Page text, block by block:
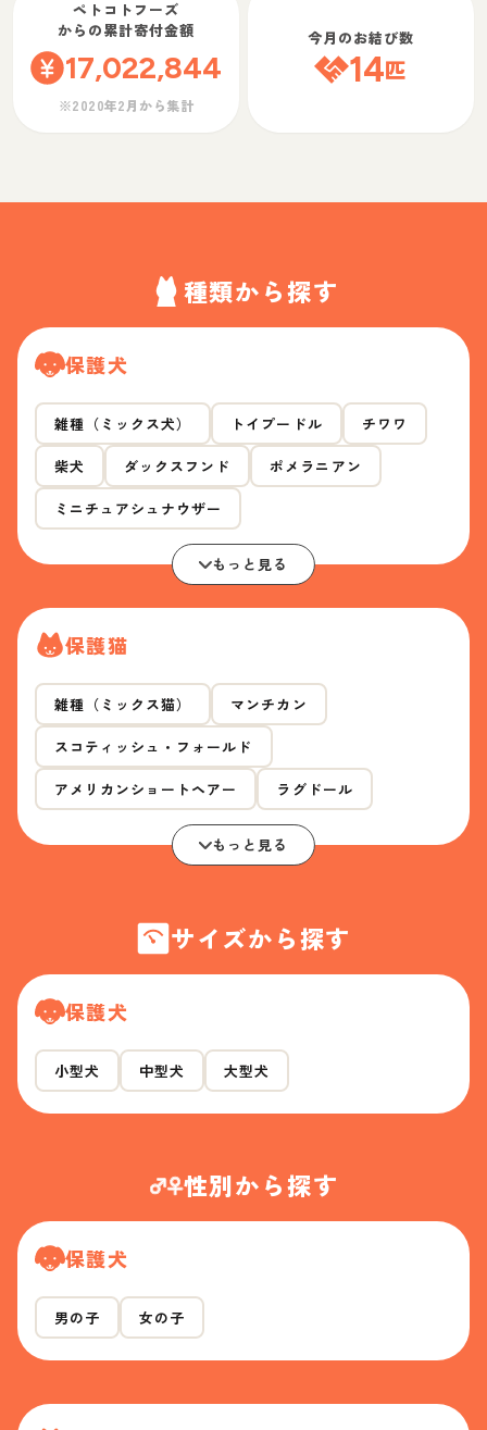
ペトコトフーズ
からの累計寄付金額
17,022,844
※2020年2月から集計
今月のお結び数
14匹
種類から探す
保護犬
雑種（ミックス犬） トイプードル チワワ
柴犬 ダックスフンド ポメラニアン
ミニチュアシュナウザー
もっと見る
保護猫
雑種（ミックス猫） マンチカン
スコティッシュ・フォールド
アメリカンショートヘアー ラグドール
もっと見る
サイズから探す
保護犬
小型犬 中型犬 大型犬
性別から探す
保護犬
男の子 女の子